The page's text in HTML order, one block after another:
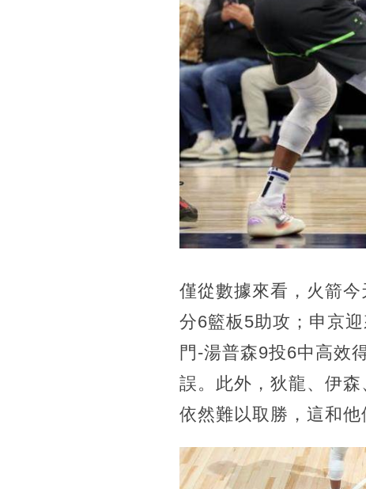
僅從數據來看，火箭
分6籃板5助攻；申京
門-湯普森9投6中高效
誤。此外，狄龍、伊
依然難以取勝，這和他